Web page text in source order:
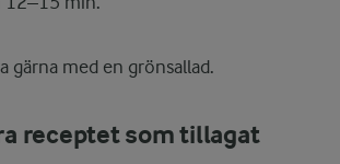
gärna med en grönsallad.
receptet som tillagat